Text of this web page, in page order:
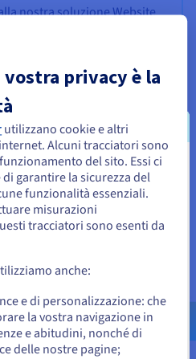
nostra soluzione Website
decisionali relativi
conoscere meglio i tuoi
il posizionamento naturale
e ottimizzare la struttura del
stesso hosting web
e vuoi raggrupparli su
più siti sulle nostre
le performance.
localizzazione sia
Uniti, è necessario accedere al
Inglese USD - $
o
vostra privacy è la
utilizzano cookie e altri
Alcuni tracciatori sono
del sito. Essi ci
garantire la sicurezza del
funzionalità essenziali.
misurazioni
tracciatori sono esenti da
anche:
e di personalizzazione: che
la vostra navigazione in
e abitudini, nonché di
delle nostre pagine;